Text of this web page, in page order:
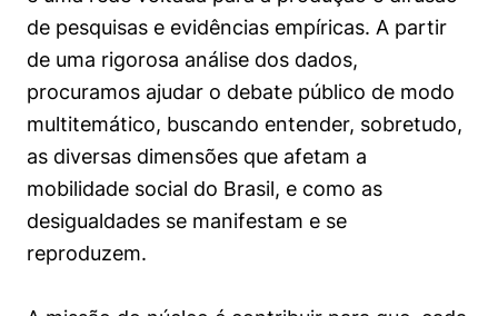
Sustentabilidade
Tecnologia e Dados
de pesquisas e evidências empíricas. A partir
de uma rigorosa análise dos dados,
procuramos ajudar o debate público de modo
multitemático, buscando entender, sobretudo,
as diversas dimensões que afetam a
mobilidade social do Brasil, e como as
desigualdades se manifestam e se
reproduzem.